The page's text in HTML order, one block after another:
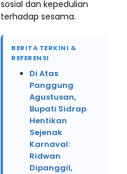
sosial dan kepedulian
terhadap sesama.
BERITA TERKINI &
REFERENSI
Di Atas
Panggung
Agustusan,
Bupati Sidrap
Hentikan
Sejenak
Karnaval:
Ridwan
Dipanggil,